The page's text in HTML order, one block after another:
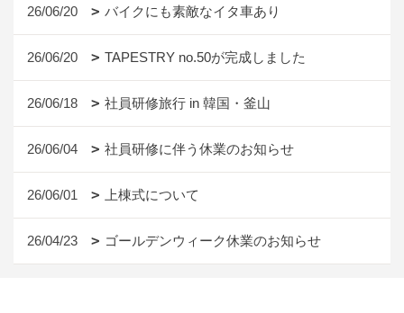
26/06/20 バイクにも素敵なイタ車あり
26/06/20 TAPESTRY no.50が完成しました
26/06/18 社員研修旅行 in 韓国・釜山
26/06/04 社員研修に伴う休業のお知らせ
26/06/01 上棟式について
26/04/23 ゴールデンウィーク休業のお知らせ